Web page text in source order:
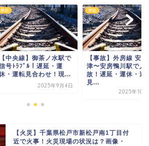
事故
【中央線】御茶ノ水駅で
号ﾄﾗﾌﾞﾙ！遅延・運
・運転見合わせ！現...
2025年9月4日
事故
【事故】外房線 安
津〜安房鴨川駅で人
故！遅延・運休・運
見...
2025年10
【火災】千葉県松戸市新松戸南1丁目付
近で火事！火災現場の状況は？画像・